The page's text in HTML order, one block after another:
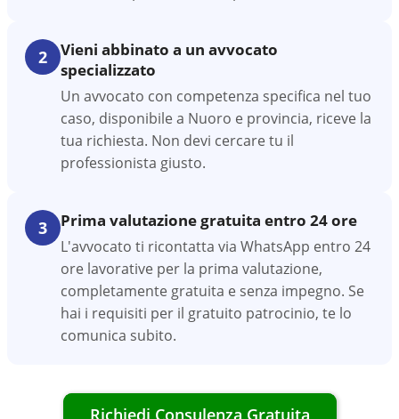
2
Vieni abbinato a un avvocato
specializzato
Un avvocato con competenza specifica nel tuo
caso, disponibile a Nuoro e provincia, riceve la
tua richiesta. Non devi cercare tu il
professionista giusto.
3 Prima valutazione gratuita entro 24 ore
L'avvocato ti ricontatta via WhatsApp entro 24
ore lavorative per la prima valutazione,
completamente gratuita e senza impegno. Se
hai i requisiti per il gratuito patrocinio, te lo
comunica subito.
Richiedi Consulenza Gratuita